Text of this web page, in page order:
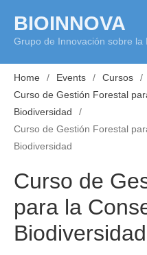
content
BIOINNOVA
Grupo de Innovación sobre la
Home Events
Cursos
Curso de Gestión Forestal
Biodiversidad
Curso de Gestión Forestal
Biodiversidad
Curso de
para la
Biodiversidad